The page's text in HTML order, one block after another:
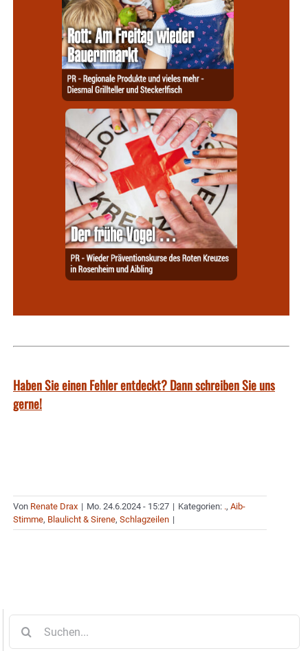
Haben Sie einen Fehler entdeckt? Dann schreiben Sie uns
gerne!
Von Renate Drax | Mo. 24.6.2024 - 15:27 | Kategorien: ., Aib-
Stimme, Blaulicht & Sirene, Schlagzeilen |
nach: